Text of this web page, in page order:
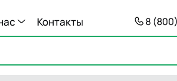
Контакты 8